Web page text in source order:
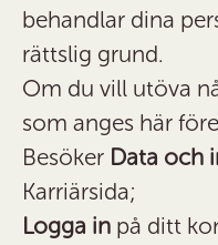
behandlar dina
rättslig grund.
Om du vill utöva
som anges här
Besöker Data och
Karriärsida;
Logga in på ditt